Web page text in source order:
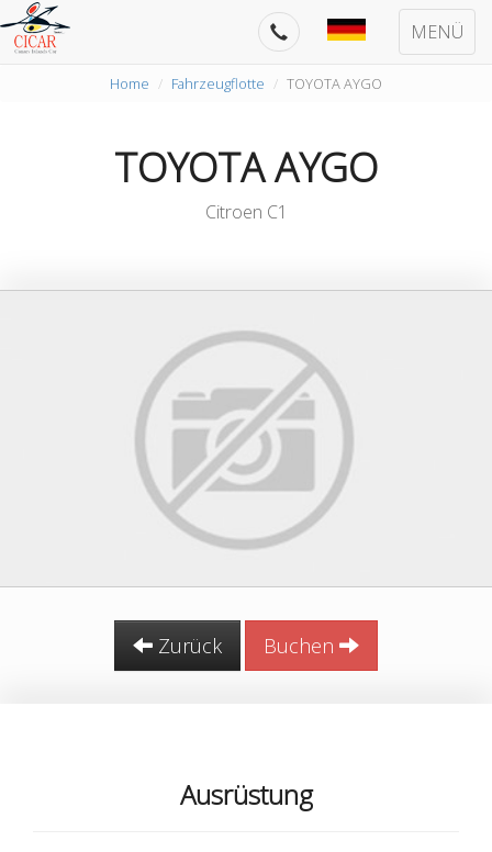
MENÜ
Home Fahrzeugflotte TOYOTA AYGO
TOYOTA AYGO
Citroen C1
Zurück Buchen
Ausrüstung